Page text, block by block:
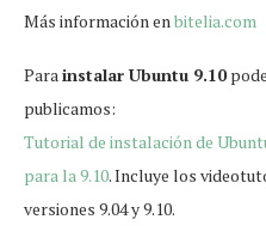
Más información enbitelia.com
Parainstalar Ubuntu 9.10
publicamos:
Tutorial de instalación de
para la 9.10. Incluye los
versiones 9.04 y 9.10.